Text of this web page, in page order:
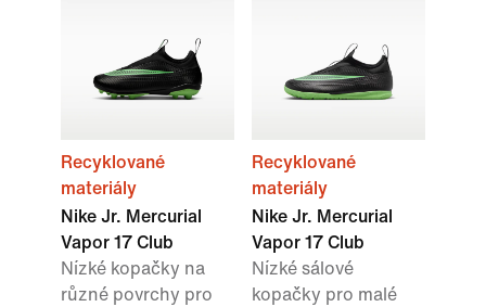
Recyklované
materiály
Nike Jr. Mercurial
Vapor 17 Club
Nízké kopačky na
různé povrchy pro
Recyklované
materiály
Nike Jr. Mercurial
Vapor 17 Club
Nízké sálové
kopačky pro malé